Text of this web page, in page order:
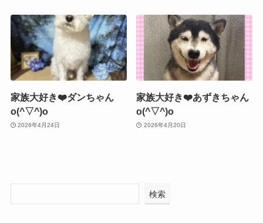
家族大好き❤️ダンちゃん
o(^▽^)o
2026年4月24日
家族大好き❤️あずきちゃん
o(^▽^)o
2026年4月20日
検索